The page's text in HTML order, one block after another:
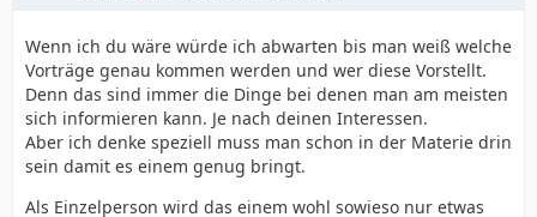
Wenn ich du wäre würde ich abwarten bis man weiß welche
Vorträge genau kommen werden und wer diese Vorstellt.
Denn das sind immer die Dinge bei denen man am meisten
sich informieren kann. Je nach deinen Interessen.
Aber ich denke speziell muss man schon in der Materie drin
sein damit es einem genug bringt.
Als Einzelperson wird das einem wohl sowieso nur etwas